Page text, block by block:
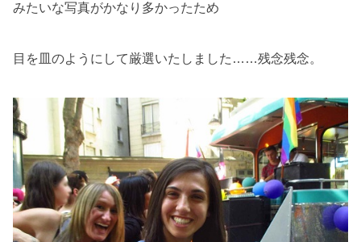
みたいな写真がかなり多かったため
目を皿のようにして厳選いたしました……残念残念。